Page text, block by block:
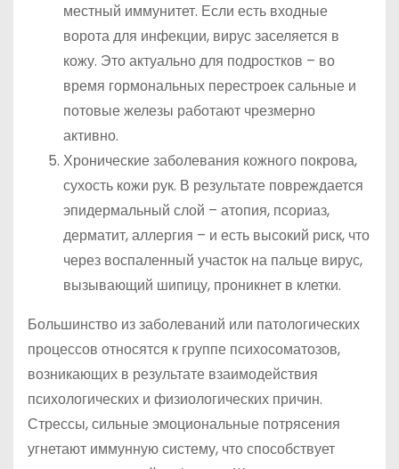
местный иммунитет. Если есть входные
ворота для инфекции, вирус заселяется в
кожу. Это актуально для подростков – во
время гормональных перестроек сальные и
потовые железы работают чрезмерно
активно.
Хронические заболевания кожного покрова,
сухость кожи рук. В результате повреждается
эпидермальный слой – атопия, псориаз,
дерматит, аллергия – и есть высокий риск, что
через воспаленный участок на пальце вирус,
вызывающий шипицу, проникнет в клетки.
Большинство из заболеваний или патологических
процессов относятся к группе психосоматозов,
возникающих в результате взаимодействия
психологических и физиологических причин.
Стрессы, сильные эмоциональные потрясения
угнетают иммунную систему, что способствует